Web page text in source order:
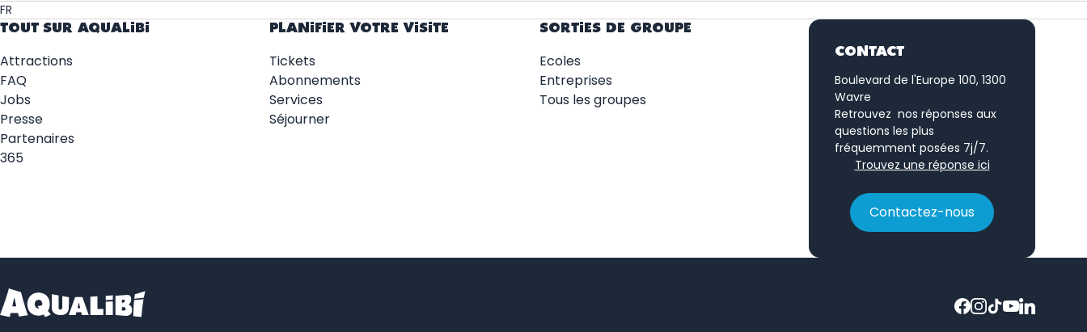
FR
TOUT SUR AQUALIBI
Attractions
FAQ
Jobs
Presse
Partenaires
365
PLANIFIER VOTRE VISITE
Tickets
Abonnements
Services
Séjourner
SORTIES DE GROUPE
Ecoles
Entreprises
Tous les groupes
CONTACT
Boulevard de l'Europe 100, 1300
Wavre
Retrouvez nos réponses aux
questions les plus
fréquemment posées 7j/7.
Trouvez une réponse ici
Contactez-nous